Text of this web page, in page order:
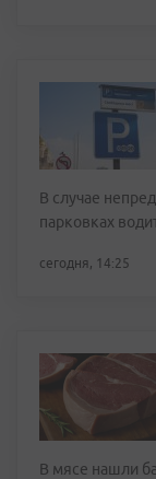
В случае
парковках
сегодня, 14:25
В мясе нашли